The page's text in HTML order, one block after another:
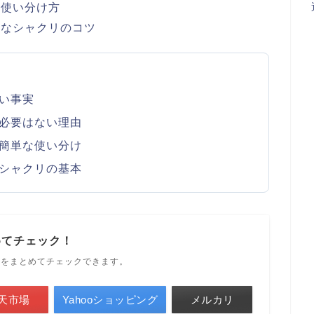
い分け方
シャクリのコツ
事実
要はない理由
単な使い分け
ャクリの基本
チェック！
まとめてチェックできます。
市場 Yahooショッピング メルカリ